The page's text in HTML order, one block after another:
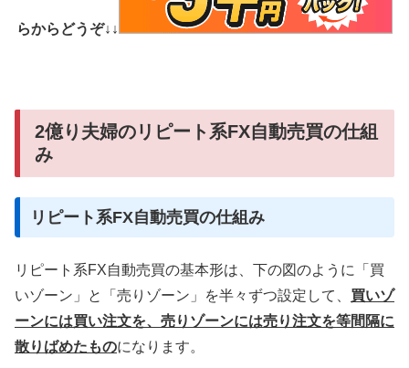
らからどうぞ↓↓
2億り夫婦のリピート系FX自動売買の仕組
み
リピート系FX自動売買の仕組み
リピート系FX自動売買の基本形は、下の図のように「買
いゾーン」と「売りゾーン」を半々ずつ設定して、 買いゾ
ーンには買い注文を、売りゾーンには売り注文を等間隔に
散りばめたものになります。